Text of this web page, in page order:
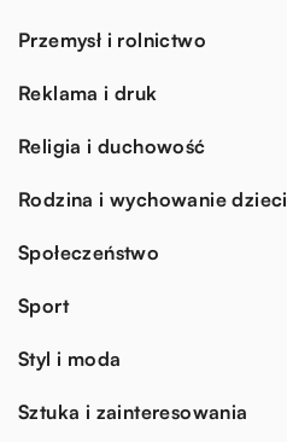
Przemysł i rolnictwo
Reklama i druk
Religia i duchowość
Rodzina i wychowanie dzieci
Społeczeństwo
Sport
Styl i moda
Sztuka i zainteresowania